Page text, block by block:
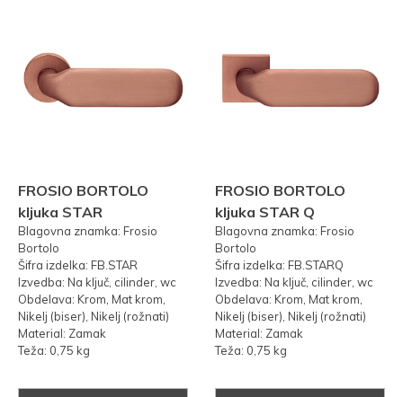
FROSIO BORTOLO
kljuka STAR
Blagovna znamka: Frosio
Bortolo
Šifra izdelka: FB.STAR
Izvedba: Na ključ, cilinder, wc
Obdelava: Krom, Mat krom,
Nikelj (biser), Nikelj (rožnati)
Material: Zamak
Teža: 0,75 kg
FROSIO BORTOLO
kljuka STAR Q
Blagovna znamka: Frosio
Bortolo
Šifra izdelka: FB.STARQ
Izvedba: Na ključ, cilinder, wc
Obdelava: Krom, Mat krom,
Nikelj (biser), Nikelj (rožnati)
Material: Zamak
Teža: 0,75 kg